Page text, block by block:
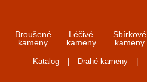
Broušené
kameny
Léčivé
kameny
Sbírkové
kameny
Katalog Drahé kameny